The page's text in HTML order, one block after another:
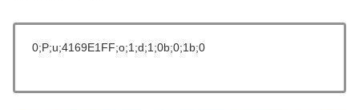
0;P;u;4169E1FF;o;1;d;1;0b;0;1b;0